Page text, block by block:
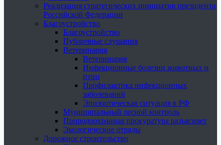
Реализация стратегических инициатив президента
Российской Федерации
Благоустройство
Благоустройство
Публичные слушания
Ветеринария
Ветеринария
Инфекционные болезни животных и
птиц
Профилактика инфекционных
заболеваний
Эпизоотическая ситуация в РФ
Муниципальный лесной контроль
Природоохранная прокуратура разъясняет
Экологические отряды
Дорожное строительство